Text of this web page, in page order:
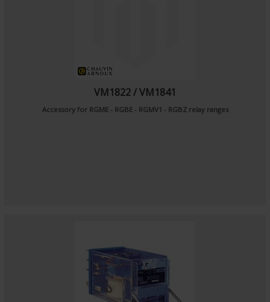
VM1822 / VM1841
Accessory for RGME - RGBE - RGMV1 - RGBZ relay ranges